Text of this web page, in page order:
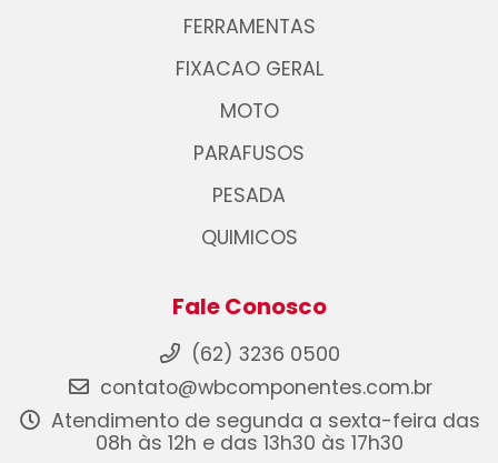
FERRAMENTAS
FIXACAO GERAL
MOTO
PARAFUSOS
PESADA
QUIMICOS
Fale Conosco
(62) 3236 0500
contato@wbcomponentes.com.br
Atendimento de segunda a sexta-feira das
08h às 12h e das 13h30 às 17h30